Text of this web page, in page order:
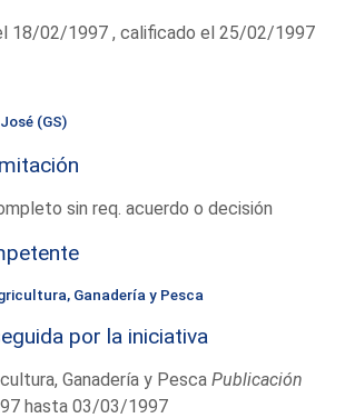
18/02/1997 , calificado el 25/02/1997
(GS)
sin req. acuerdo o decisión
Ganadería y Pesca
por la iniciativa
Ganadería y PescaPublicación
hasta 03/03/1997